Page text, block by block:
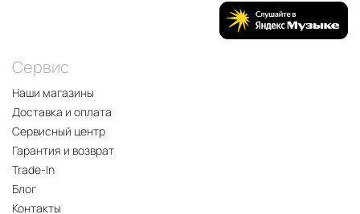
Сервис
Наши магазины
Доставка и оплата
Сервисный центр
Гарантия и возврат
Trade-In
Блог
Контакты